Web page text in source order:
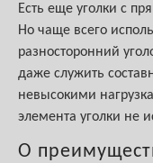
Есть еще уголки с
Но чаще всего
разносторонний
даже служить
невысокими
элемента уголки не
О